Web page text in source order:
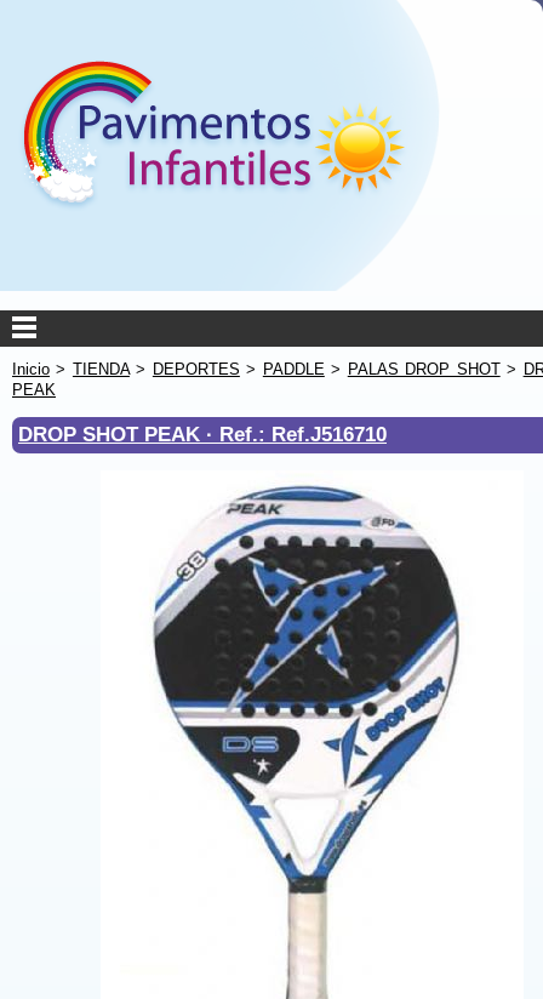
Inicio > TIENDA> DEPORTES > PADDLE> PALAS DROP SHOT>
PEAK
DROP SHOT PEAK · Ref.: Ref.J516710